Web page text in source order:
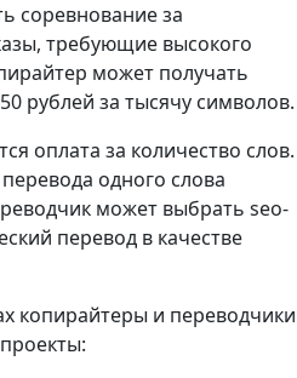
соревнование за
требующие высокого
может получать
рублей за тысячу символов.
оплата за количество слов.
одного слова
может выбрать seo-
перевод в качестве
копирайтеры и переводчики